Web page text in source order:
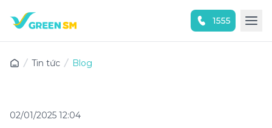
1555
Tin tức Blog
02/01/2025 12:04